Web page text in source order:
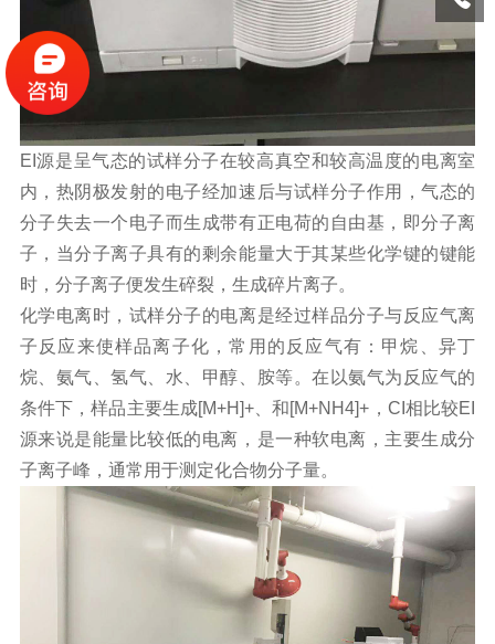
EI源是呈气态的试样分子在较高真空和较高温度的电离室
内，热阴极发射的电子经加速后与试样分子作用，气态的
分子失去一个电子而生成带有正电荷的自由基，即分子离
子，当分子离子具有的剩余能量大于其某些化学键的键能
时，分子离子便发生碎裂，生成碎片离子。
化学电离时，试样分子的电离是经过样品分子与反应气离
子反应来使样品离子化，常用的反应气有：甲烷、异丁
烷、氨气、氢气、水、甲醇、胺等。在以氨气为反应气的
条件下，样品主要生成[M+H]+、和[M+NH4]+，CI相比较EI
源来说是能量比较低的电离，是一种软电离，主要生成分
子离子峰，通常用于测定化合物分子量。